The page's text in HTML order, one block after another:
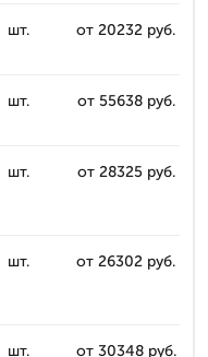
шт. от 20232 руб.
шт. от 55638 руб.
шт. от 28325 руб.
шт. от 26302 руб.
шт. от 30348 руб.